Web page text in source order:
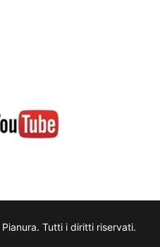
Tutti i diritti riservati.